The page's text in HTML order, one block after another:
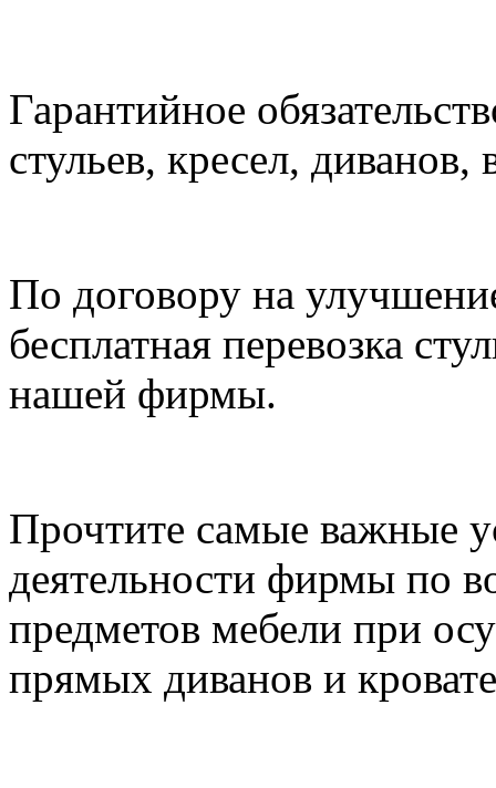
Гарантийное
стульев, кресел,
По договору на
бесплатная перевозка
нашей фирмы.
Прочтите самые важные
деятельности фирмы по
предметов мебели при
прямых диванов и